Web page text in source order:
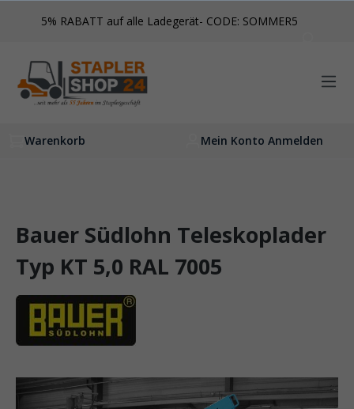
springen
5% RABATT auf alle Ladegerät- CODE: SOMMER5
Mein Konto Anmelden
Warenkorb
Bauer Südlohn Teleskoplader
Typ KT 5,0 RAL 7005